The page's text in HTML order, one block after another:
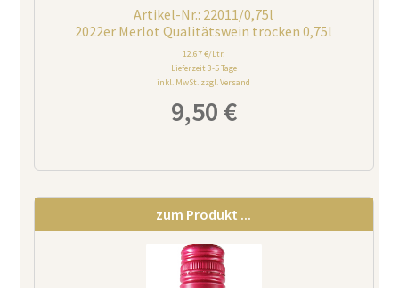
Artikel-Nr.: 22011/0,75l
2022er Merlot Qualitätswein trocken 0,75l
12.67 €/Ltr.
Lieferzeit 3-5 Tage
inkl. MwSt. zzgl. Versand
9,50 €
zum Produkt ...